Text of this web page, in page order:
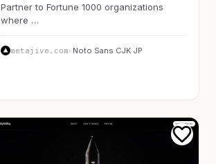
Partner to Fortune 1000 organizations
where …
metajive.com· Noto Sans CJK JP